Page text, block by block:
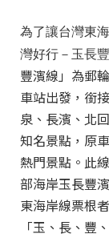
為了讓台灣東
灣好行－玉長
豐濱線」為郵
車站出發，銜
泉、長濱、北
知名景點，原
熱門景點。此
部海岸玉長豐
東海岸線票根
「玉、長、豐